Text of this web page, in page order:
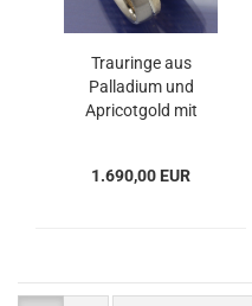
Trauringe aus
Palladium und
Apricotgold mit
1.690,00 EUR